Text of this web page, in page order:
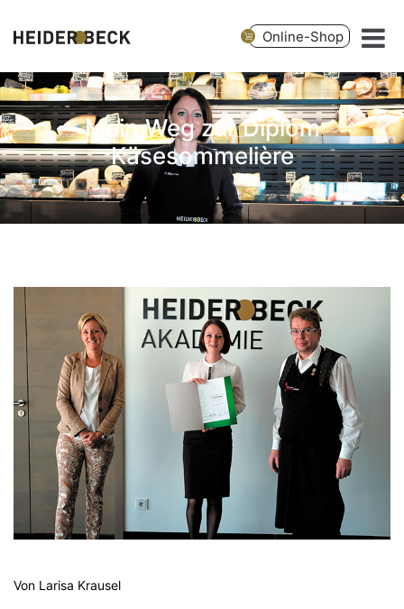
Online-Shop
Mein Weg zur Diplom
Käsesommelière
Von Larisa Krausel